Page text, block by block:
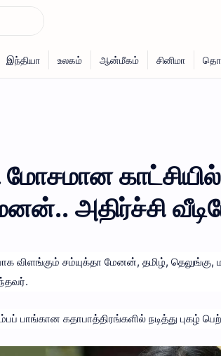
மோசமான
அதிர்ச்சி
விளங்கும் சம்யுக்தா மேனன், தமிழ்,
பாங்கான கதாபாத்திரங்களில் நடித்து புகழ்